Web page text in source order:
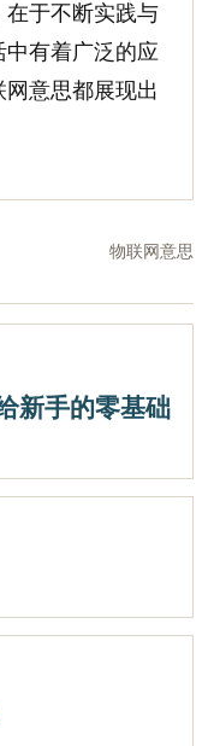
于不断实践与
有着广泛的应
意思都展现出
物联网意思
新手的零基础